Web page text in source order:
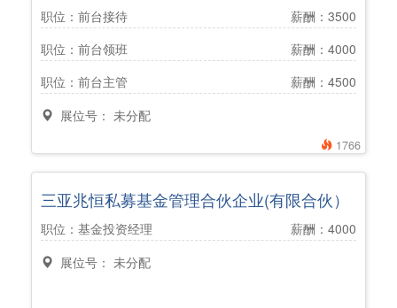
1766
职位：前台接待
薪酬：3500
职位：前台领班
薪酬：4000
职位：前台主管
薪酬：4500
展位号： 未分配
三亚兆恒私募基金管理合伙企业(有限合伙）
职位：基金投资经理
薪酬：4000
展位号： 未分配